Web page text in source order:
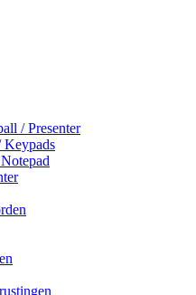
/ Presenter
Keypads